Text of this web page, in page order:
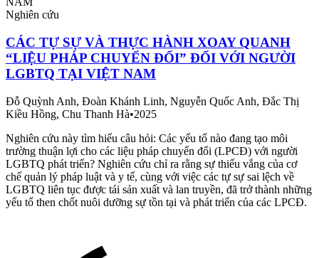
Nghiên cứu
CÁC TỰ SỰ VÀ THỰC HÀNH XOAY QUANH
“LIỆU PHÁP CHUYỂN ĐỔI” ĐỐI VỚI NGƯỜI
LGBTQ TẠI VIỆT NAM
Đỗ Quỳnh Anh, Đoàn Khánh Linh, Nguyễn Quốc Anh, Đắc Thị
Kiều Hồng, Chu Thanh Hà•2025
Nghiên cứu này tìm hiểu câu hỏi: Các yếu tố nào đang tạo môi
trường thuận lợi cho các liệu pháp chuyển đổi (LPCĐ) với người
LGBTQ phát triển? Nghiên cứu chỉ ra rằng sự thiếu vắng của cơ
chế quản lý pháp luật và y tế, cùng với việc các tự sự sai lệch về
LGBTQ liên tục được tái sản xuất và lan truyền, đã trở thành những
yếu tố then chốt nuôi dưỡng sự tồn tại và phát triển của các LPCĐ.